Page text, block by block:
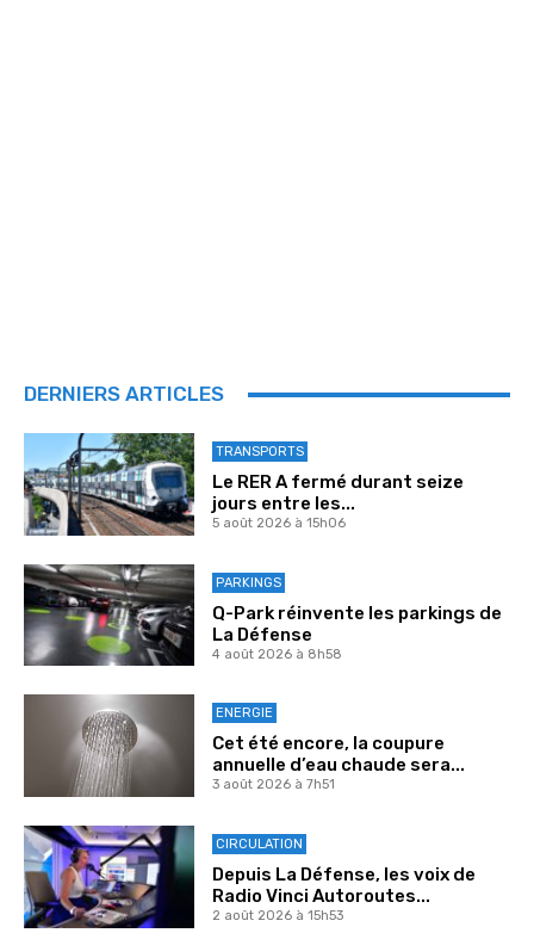
DERNIERS ARTICLES
TRANSPORTS
Le RER A fermé durant seize
jours entre les...
5 août 2026 à 15h06
PARKINGS
Q-Park réinvente les parkings de
La Défense
4 août 2026 à 8h58
ENERGIE
Cet été encore, la coupure
annuelle d’eau chaude sera...
3 août 2026 à 7h51
CIRCULATION
Depuis La Défense, les voix de
Radio Vinci Autoroutes...
2 août 2026 à 15h53